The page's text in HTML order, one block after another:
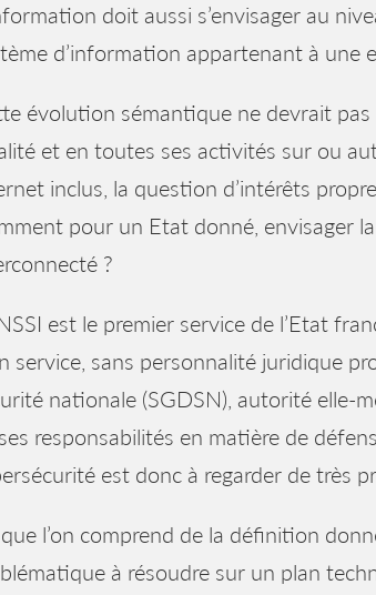
doit aussi s’envisager au
d’information appartenant à une
évolution sémantique ne devrait
et en toutes ses activités sur ou
inclus, la question d’intérêts
pour un Etat donné, envisager
?
est le premier service de l’Etat
service, sans personnalité juridique
nationale (SGDSN), autorité elle-
responsabilités en matière de
est donc à regarder de très
l’on comprend de la définition
à résoudre sur un plan